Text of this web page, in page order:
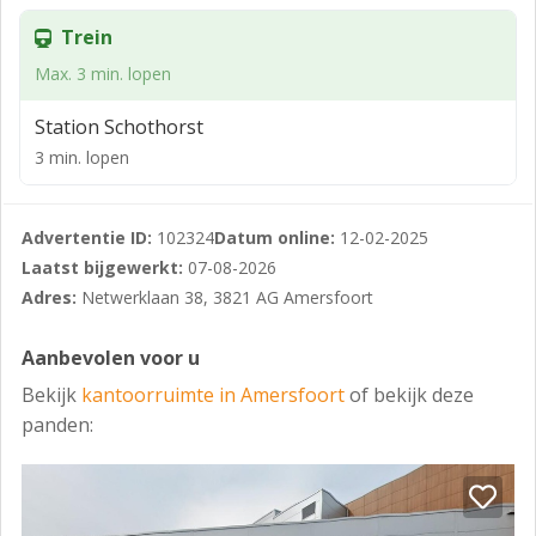
stoppen diverse bussen met regelmatige
dienstregelingen naar alle delen van de stad.
VLOEROPPERVLAKTE
Voor verhuur is beschikbaar een totale oppervlakte
- circa 132 m² op de 2e verdieping;
- circa 129 m² op de 3e verdieping;
NEN 2580, meetcertificaat no. MC07151-A_hv1 van RPS
INDELING
Zie de plattegrondtekeningen in de bijlagen.
Trein
Max. 3 min. lopen
Station Schothorst
3 min. lopen
Advertentie ID: 102324Datum online: 12-02-2025
Laatst bijgewerkt: 07-08-2026
Adres: Netwerklaan 38, 3821 AG Amersfoort
Aanbevolen voor u
Bekijk kantoorruimte in Amersfoortof bekijk deze
panden: